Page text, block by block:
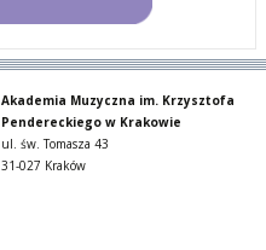
Akademia Muzyczna im. Krzysztofa
Pendereckiego w Krakowie
ul. św. Tomasza 43
31-027 Kraków